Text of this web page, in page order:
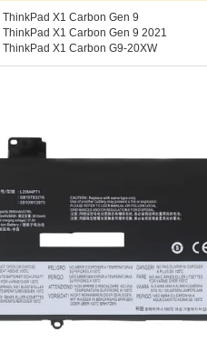
X1 Carbon Gen 9
X1 Carbon Gen 9 2021
X1 Carbon G9-20XW